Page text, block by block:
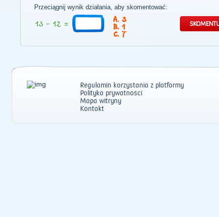
Przeciągnij wynik działania, aby skomentować:
3
1
7
Regulamin korzystania z platformy
Polityka prywatności
Mapa witryny
Kontakt